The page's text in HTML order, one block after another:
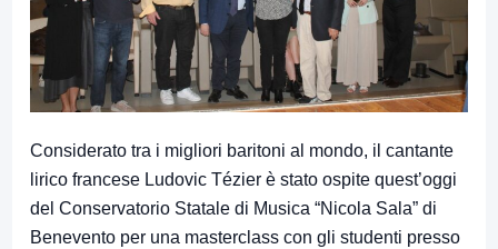
Considerato tra i migliori baritoni al mondo, il cantante
lirico francese Ludovic Tézier è stato ospite quest’oggi
del Conservatorio Statale di Musica “Nicola Sala” di
Benevento per una masterclass con gli studenti presso